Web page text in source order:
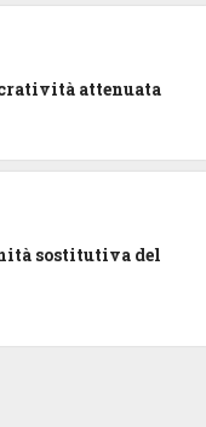
attenuata
sostitutiva del